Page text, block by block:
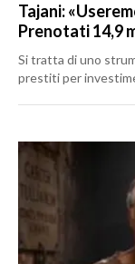
Tajani:
Prenotati 14,9
Si tratta di uno
prestiti per